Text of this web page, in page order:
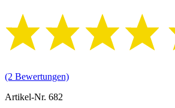
(2 Bewertungen)
Artikel-Nr. 682